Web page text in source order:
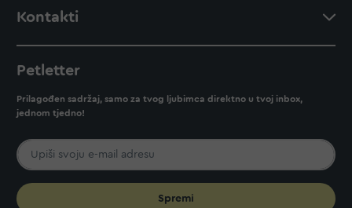
Kontakti
Petletter
Prilagođen sadržaj, samo za tvog ljubimca direktno u tvoj inbox,
jednom tjedno!
Spremi